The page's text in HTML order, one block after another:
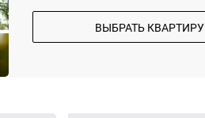
ВЫБРАТЬ КВАРТИРУ